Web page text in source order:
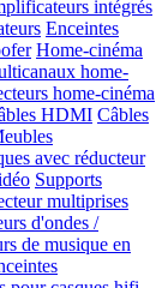
intégrés
Enceintes
Home-cinéma
home-
home-cinéma
HDMI Câbles
avec réducteur
Supports
multiprises
d'ondes /
de musique en